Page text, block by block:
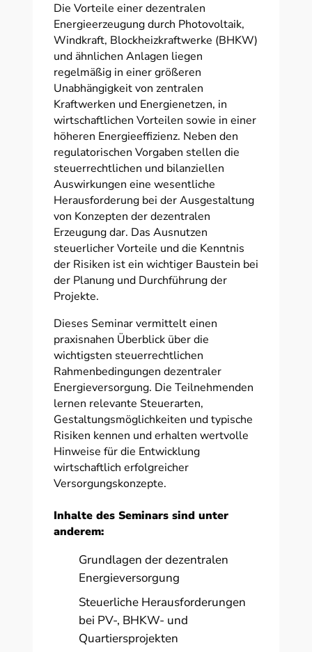
Die Vorteile einer dezentralen
Energieerzeugung durch Photovoltaik,
Windkraft, Blockheizkraftwerke (BHKW)
und ähnlichen Anlagen liegen
regelmäßig in einer größeren
Unabhängigkeit von zentralen
Kraftwerken und Energienetzen, in
wirtschaftlichen Vorteilen sowie in einer
höheren Energieeffizienz. Neben den
regulatorischen Vorgaben stellen die
steuerrechtlichen und bilanziellen
Auswirkungen eine wesentliche
Herausforderung bei der Ausgestaltung
von Konzepten der dezentralen
Erzeugung dar. Das Ausnutzen
steuerlicher Vorteile und die Kenntnis
der Risiken ist ein wichtiger Baustein bei
der Planung und Durchführung der
Projekte.
Dieses Seminar vermittelt einen
praxisnahen Überblick über die
wichtigsten steuerrechtlichen
Rahmenbedingungen dezentraler
Energieversorgung. Die Teilnehmenden
lernen relevante Steuerarten,
Gestaltungsmöglichkeiten und typische
Risiken kennen und erhalten wertvolle
Hinweise für die Entwicklung
wirtschaftlich erfolgreicher
Versorgungskonzepte.
Inhalte des Seminars sind unter
anderem:
Grundlagen der dezentralen
Energieversorgung
Steuerliche Herausforderungen
bei PV-, BHKW- und
Quartiersprojekten